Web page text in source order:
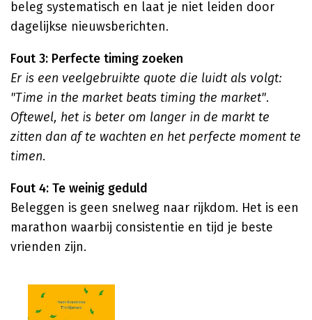
beleg systematisch en laat je niet leiden door
dagelijkse nieuwsberichten.
Fout 3: Perfecte timing zoeken
Er is een veelgebruikte quote die luidt als volgt:
"Time in the market beats timing the market".
Oftewel, het is beter om langer in de markt te
zitten dan af te wachten en het perfecte moment te
timen.
Fout 4: Te weinig geduld
Beleggen is geen snelweg naar rijkdom. Het is een
marathon waarbij consistentie en tijd je beste
vrienden zijn.